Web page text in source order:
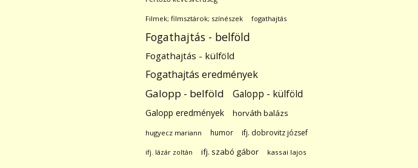
Filmek; filmsztárok; színészek fogathajtás
Fogathajtás - belföld
Fogathajtás - külföld
Fogathajtás eredmények
Galopp - belföld Galopp - külföld
Galopp eredmények horváth balázs
hugyecz mariann humor ifj. dobrovitz józsef
ifj. lázár zoltán ifj. szabó gábor kassai lajos